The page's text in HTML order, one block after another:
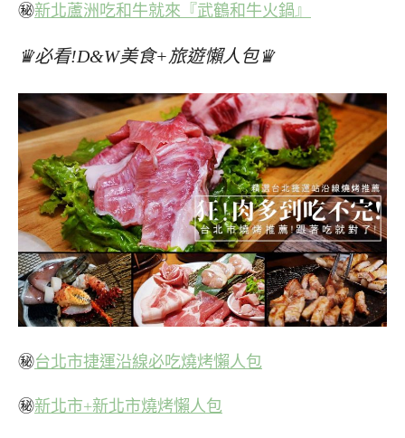
㊙新北蘆洲吃和牛就來『武鶴和牛火鍋』
♛必看!D&W美食+旅遊懶人包♛
㊙台北市捷運沿線必吃燒烤懶人包
㊙新北市+新北市燒烤懶人包